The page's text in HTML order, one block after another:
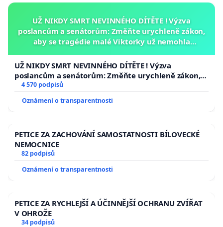
UŽ NIKDY SMRT NEVINNÉHO DÍTĚTE ! Výzva
poslancům a senátorům: Změňte urychleně zákon,
aby se tragédie malé Viktorky už nemohla
UŽ NIKDY SMRT NEVINNÉHO DÍTĚTE ! Výzva
poslancům a senátorům: Změňte urychleně zákon,
aby se tragédie malé Viktorky už nemohla opakovat!
4 570 podpisů
Oznámení o transparentnosti
PETICE ZA ZACHOVÁNÍ SAMOSTATNOSTI BÍLOVECKÉ
NEMOCNICE
82 podpisů
Oznámení o transparentnosti
PETICE ZA RYCHLEJŠÍ A ÚČINNĚJŠÍ OCHRANU ZVÍŘAT
V OHROŽE
34 podpisů